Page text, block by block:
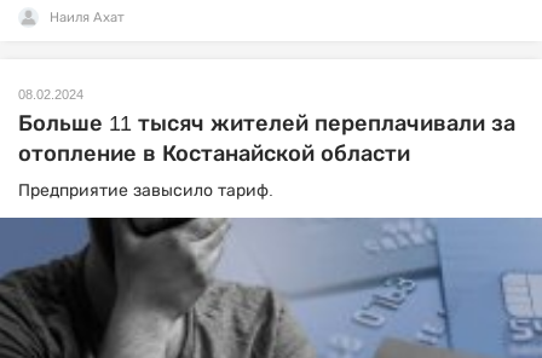
Наиля Ахат
08.02.2024
Больше 11 тысяч жителей переплачивали за
отопление в Костанайской области
Предприятие завысило тариф.